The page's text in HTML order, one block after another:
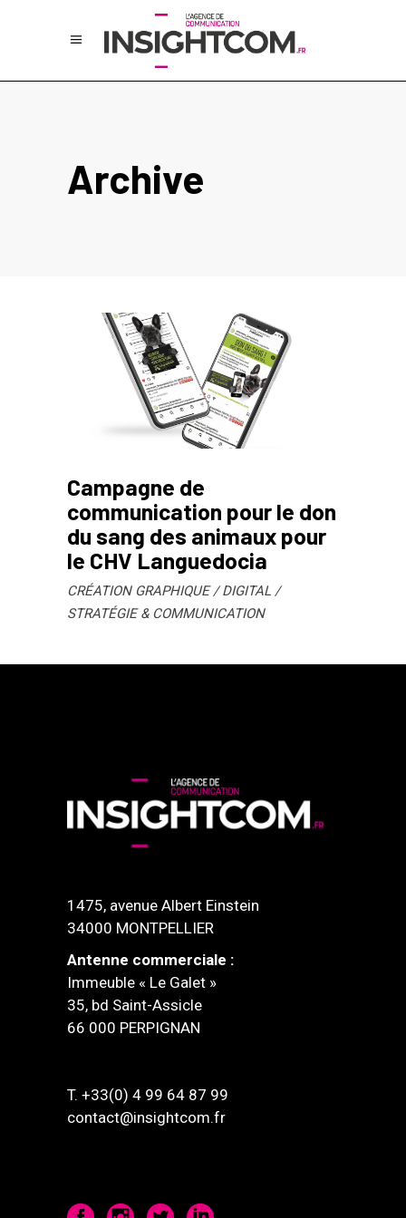
Archive
Campagne de
communication pour le don
du sang des animaux pour
le CHV Languedocia
CRÉATION GRAPHIQUE
DIGITAL
STRATÉGIE & COMMUNICATION
1475, avenue Albert Einstein
34000 MONTPELLIER
Antenne commerciale :
Immeuble « Le Galet »
35, bd Saint-Assicle
66 000 PERPIGNAN
T. +33(0) 4 99 64 87 99
contact@insightcom.fr